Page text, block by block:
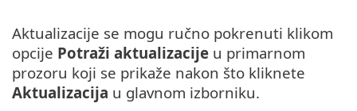
Aktualizacije se mogu ručno pokrenuti klikom
opcije Potraži aktualizacije u primarnom
prozoru koji se prikaže nakon što kliknete
Aktualizacija u glavnom izborniku.